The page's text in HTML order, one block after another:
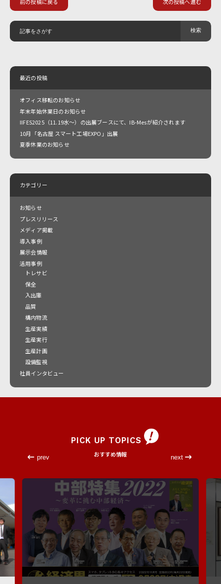
最近の投稿
オフィス移転のお知らせ
年末年始休業日のお知らせ
IIFES2025（11.19水～）の出展ブースにて、IB-Mesが紹介されます
10月「名古屋 スマート工場EXPO」出展
夏季休業のお知らせ
カテゴリー
お知らせ
プレスリリース
メディア掲載
導入事例
展示会情報
活用事例
トレサビ
保全
入出庫
品質
構内物流
生産実績
生産実行
生産計画
設備監視
社員インタビュー
PICK UP TOPICS
おすすめ情報
prev next